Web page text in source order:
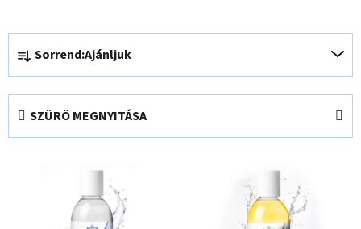
T
r
m
k
Sorrend:Ajánljuk
SZŰRŐ MEGNYITÁSA